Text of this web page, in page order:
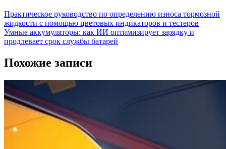
Практическое руководство по определению износа тормозной
жидкости с помощью цветовых индикаторов и тестеров
Умные аккумуляторы: как ИИ оптимизирует зарядку и
продлевает срок службы батарей
Похожие записи